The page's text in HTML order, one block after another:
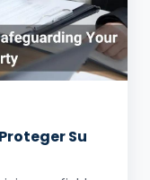
Su